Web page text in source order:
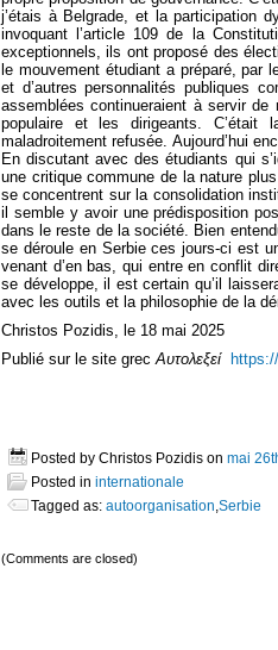
j’étais à Belgrade, et la participation
invoquant l’article 109 de la
exceptionnels, ils ont proposé des
le mouvement étudiant a préparé, par
et d’autres personnalités publiques
assemblées continueraient à servir
populaire et les dirigeants. C’était
maladroitement refusée. Aujourd’hui
En discutant avec des étudiants qui
une critique commune de la nature
se concentrent sur la consolidation
il semble y avoir une prédisposition
dans le reste de la société. Bien
se déroule en Serbie ces jours-ci est
venant d’en bas, qui entre en conflit
se développe, il est certain qu’il
avec les outils et la philosophie de la
Christos Pozidis, le 18 mai 2025
Publié sur le site grec Αυτολεξεί
Posted by Christos Pozidis on mai
Posted in internationale
Tagged as: autoorganisation Serbie
(Comments are closed)